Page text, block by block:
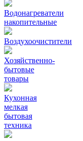
Водонагреватели
накопительные
Воздухоочистители
Хозяйственно-
бытовые
товары
Кухонная
мелкая
бытовая
техника